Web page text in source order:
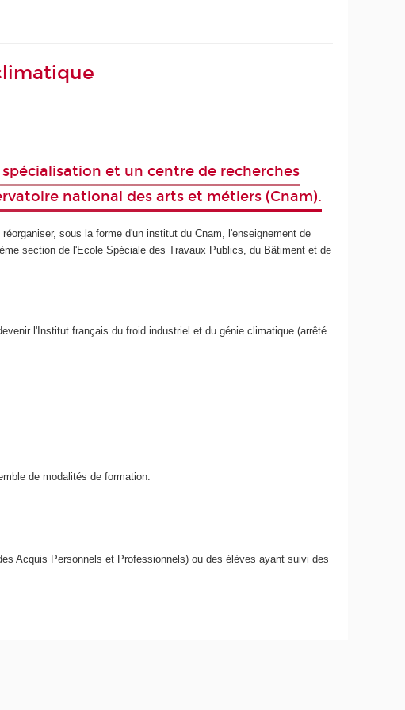
et un centre de recherches
national des arts et métiers (Cnam).
sous la forme d'un institut du Cnam, l'enseignement de
section de l'Ecole Spéciale des Travaux Publics, du Bâtiment et de
l'Institut français du froid industriel et du génie climatique (arrêté
de modalités de formation:
Acquis Personnels et Professionnels) ou des élèves ayant suivi des